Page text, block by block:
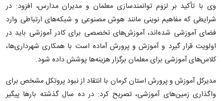
وی با تأکید بر لزوم توانمندسازی معلمان و مدیران مدارس، افزود: در
شرایطی که مفاهیم نوینی مانند هوش مصنوعی و شبکه‌های ارتباطی وارد
فضای آموزشی شده‌اند، آموزش‌های تخصصی برای کادر آموزشی باید در
اولویت قرار گیرد و آموزش و پرورش آماده است با همکاری شهرداری‌ها،
کلاس‌های آموزشی برای معلمان برگزار هزینه‌ها پوشش داده شود.
مدیرکل آموزش و پرورش استان کرمان با انتقاد از نبود پروتکل مشخص برای
واگذاری زمین‌های آموزشی، تصریح کرد: در ده سال گذشته بارها پیگیر